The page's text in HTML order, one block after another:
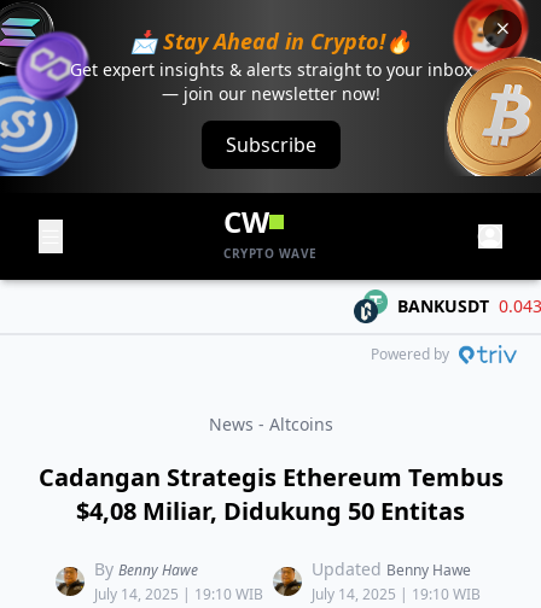
📩 Stay Ahead in Crypto!🔥
Get expert insights & alerts straight to your inbox
— join our newsletter now!
Subscribe
CW
CRYPTO WAVE
BANKUSDT 0.04303
Powered by
News - Altcoins
Cadangan Strategis Ethereum Tembus
$4,08 Miliar, Didukung 50 Entitas
By Benny Hawe
July 14, 2025 | 19:10 WIB
Updated Benny Hawe
July 14, 2025 | 19:10 WIB